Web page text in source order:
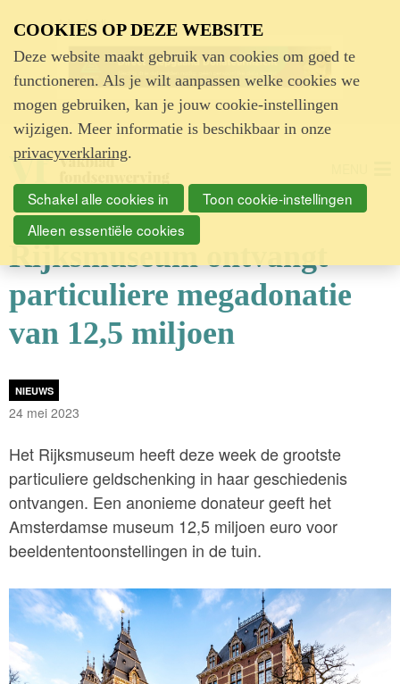
Advertentie
Rijksmuseum ontvangt
particuliere megadonatie
van 12,5 miljoen
NIEUWS
24 mei 2023
Het Rijksmuseum heeft deze week de grootste
particuliere geldschenking in haar geschiedenis
ontvangen. Een anonieme donateur geeft het
Amsterdamse museum 12,5 miljoen euro voor
beeldententoonstellingen in de tuin.
COOKIES OP DEZE WEBSITE
Deze website maakt gebruik van cookies om goed te
functioneren. Als je wilt aanpassen welke cookies we
mogen gebruiken, kan je jouw cookie-instellingen
wijzigen. Meer informatie is beschikbaar in onze
privacyverklaring.
Schakel alle cookies in
Toon cookie-instellingen
Alleen essentiële cookies